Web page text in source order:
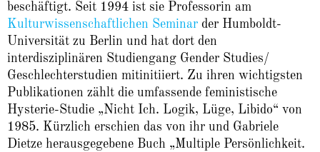
beschäftigt. Seit 1994 ist sie Professorin am
Kulturwissenschaftlichen Seminar der Humboldt-
Universität zu Berlin und hat dort den
interdisziplinären Studiengang Gender Studies/
Geschlechterstudien mitinitiiert. Zu ihren wichtigsten
Publikationen zählt die umfassende feministische
Hysterie-Studie „Nicht Ich. Logik, Lüge, Libido“ von
1985. Kürzlich erschien das von ihr und Gabriele
Dietze herausgegebene Buch „Multiple Persönlichkeit.